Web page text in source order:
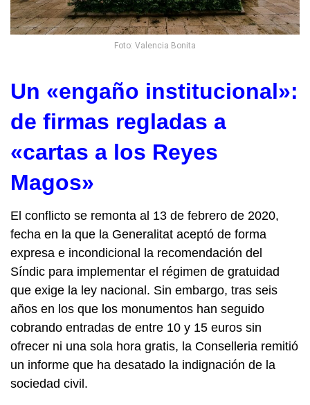
Foto: Valencia Bonita
Un «engaño institucional»:
de firmas regladas a
«cartas a los Reyes
Magos»
El conflicto se remonta al 13 de febrero de 2020,
fecha en la que la Generalitat aceptó de forma
expresa e incondicional la recomendación del
Síndic para implementar el régimen de gratuidad
que exige la ley nacional. Sin embargo, tras seis
años en los que los monumentos han seguido
cobrando entradas de entre 10 y 15 euros sin
ofrecer ni una sola hora gratis, la Conselleria remitió
un informe que ha desatado la indignación de la
sociedad civil.